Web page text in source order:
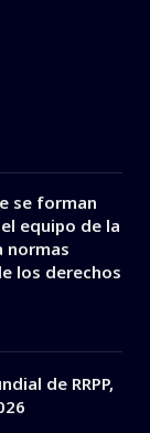
se forman
equipo de la
normas
los derechos
de RRPP,